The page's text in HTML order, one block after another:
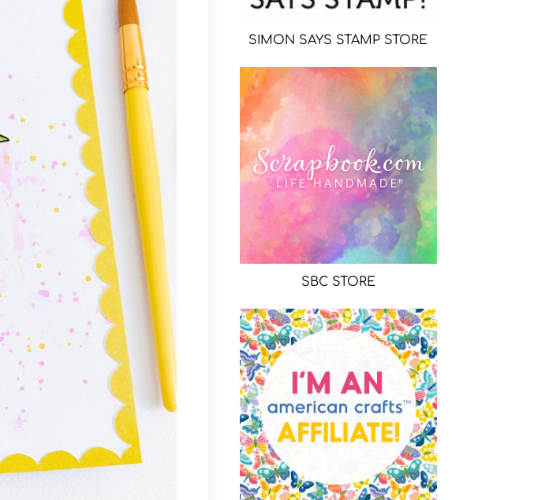
SIMON SAYS STAMP STORE
SBC STORE